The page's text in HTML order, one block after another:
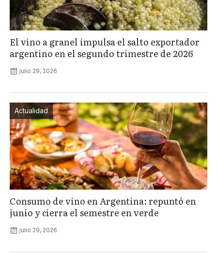
El vino a granel impulsa el salto exportador
argentino en el segundo trimestre de 2026
julio 29, 2026
Actualidad
Consumo de vino en Argentina: repuntó en
junio y cierra el semestre en verde
julio 29, 2026